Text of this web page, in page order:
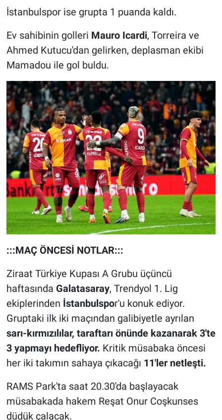
İstanbulspor ise grupta 1 puanda kaldı.
Ev sahibinin golleri Mauro Icardi, Torreira ve
Ahmed Kutucu'dan gelirken, deplasman ekibi
Mamadou ile gol buldu.
:::MAÇ ÖNCESİ NOTLAR:::
Ziraat Türkiye Kupası A Grubu üçüncü
haftasında Galatasaray, Trendyol 1. Lig
ekiplerinden İstanbulspor'u konuk ediyor.
Gruptaki ilk iki maçından galibiyetle ayrılan
sarı-kırmızılılar, taraftarı önünde kazanarak 3'te
3 yapmayı hedefliyor. Kritik müsabaka öncesi
her iki takımın sahaya çıkacağı 11'ler netleşti.
RAMS Park'ta saat 20.30'da başlayacak
müsabakada hakem Reşat Onur Coşkunses
düdük çalacak.